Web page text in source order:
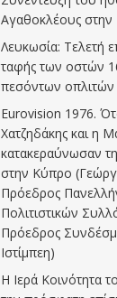
Αγαθοκλέους στην
Λευκωσία: Τελετή
ταφής των οστών
πεσόντων
Eurovision 1976.
Χατζηδάκης και η
κατακεραύνωσαν
στην Κύπρο
Πρόεδρος
Πολιτιστικών
Πρόεδρος
Ιστίμπεη)
Η Ιερά Κοινότητα